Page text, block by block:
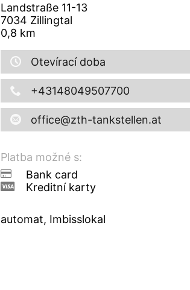
Landstraße 11-13
7034 Zillingtal
0,8 km
Otevírací doba
+43148049507700
office@zth-tankstellen.at
Platba možné s:
Bank card
Kreditní karty
automat, Imbisslokal